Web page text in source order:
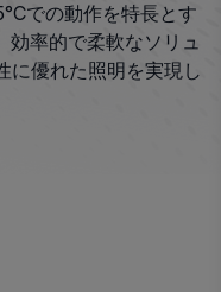
での動作を特長とす
効率的で柔軟なソリュ
に優れた照明を実現し